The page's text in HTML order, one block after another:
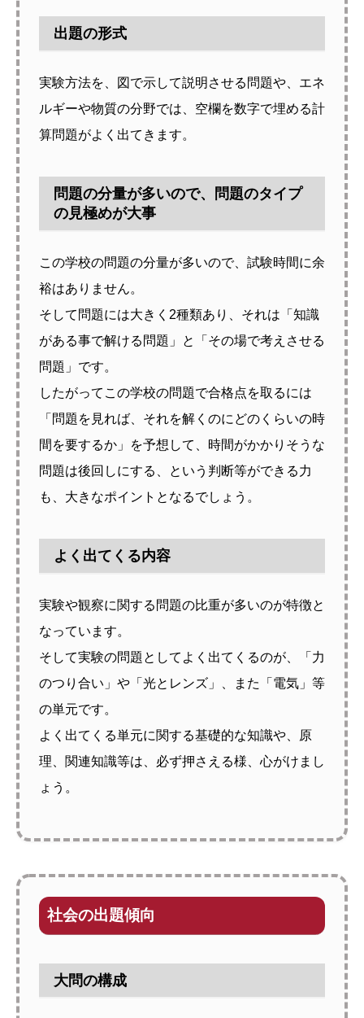
出題の形式
実験方法を、図で示して説明させる問題や、エネ
ルギーや物質の分野では、空欄を数字で埋める計
算問題がよく出てきます。
問題の分量が多いので、問題のタイプ
の見極めが大事
この学校の問題の分量が多いので、試験時間に余
裕はありません。
そして問題には大きく2種類あり、それは「知識
がある事で解ける問題」と「その場で考えさせる
問題」です。
したがってこの学校の問題で合格点を取るには
「問題を見れば、それを解くのにどのくらいの時
間を要するか」を予想して、時間がかかりそうな
問題は後回しにする、という判断等ができる力
も、大きなポイントとなるでしょう。
よく出てくる内容
実験や観察に関する問題の比重が多いのが特徴と
なっています。
そして実験の問題としてよく出てくるのが、「力
のつり合い」や「光とレンズ」、また「電気」等
の単元です。
よく出てくる単元に関する基礎的な知識や、原
理、関連知識等は、必ず押さえる様、心がけまし
ょう。
社会の出題傾向
大問の構成